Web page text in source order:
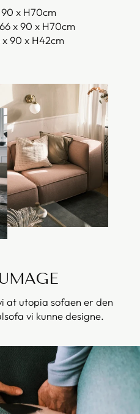
x H70cm
x 90 x H70cm
90 x H42cm
at utopia sofaen er den
vi kunne designe.